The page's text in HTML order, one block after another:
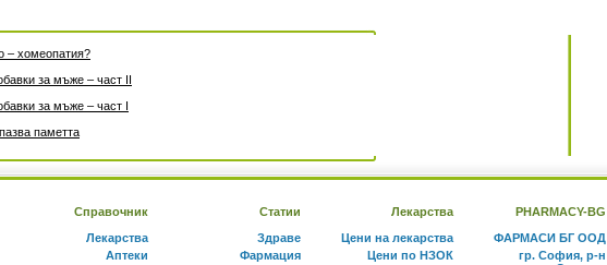
– хомеопатия?
за мъже – част II
за мъже – част I
паметта
Справочник
Лекарства
Аптеки
Статии
Здраве
Фармация
Лекарства
Цени на лекарства
Цени по НЗОК
PHARMACY-BG
ФАРМАСИ БГ ООД
гр. София, р-н